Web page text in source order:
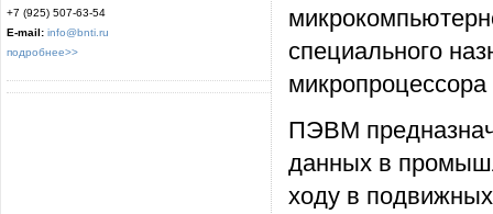
+7 (925) 507-63-54
E-mail: info@bnti.ru
подробнее>>
специального
ПЭВМ
данных в
ходу в